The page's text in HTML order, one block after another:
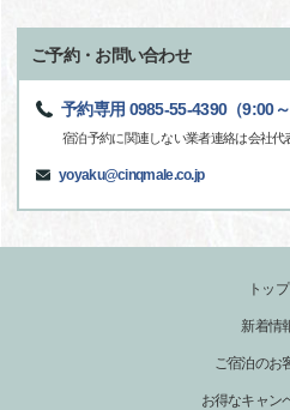
ご予約・お問い合わせ
予約専用 0985-55-4390（9:00～
宿泊予約に関連しない業者連絡は会社代
yoyaku@cinqmale.co.jp
トップ
新着情
ご宿泊のお
お得なキャン